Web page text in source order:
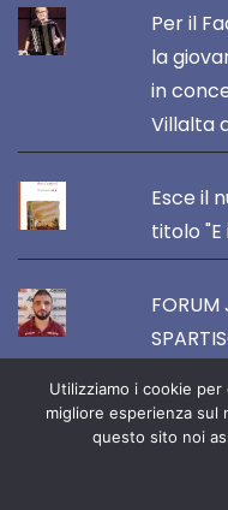
Per il
la
in
Villalta
Esce il
titolo
FORUM
Utilizziamo i cookie
migliore esperienza sul
questo sito noi